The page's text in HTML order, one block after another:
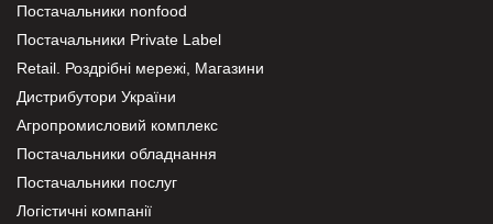
Постачальники nonfood
Постачальники Private Label
Retail. Роздрібні мережі, Магазини
Дистрибутори України
Агропромисловий комплекс
Постачальники обладнання
Постачальники послуг
Логістичні компанії